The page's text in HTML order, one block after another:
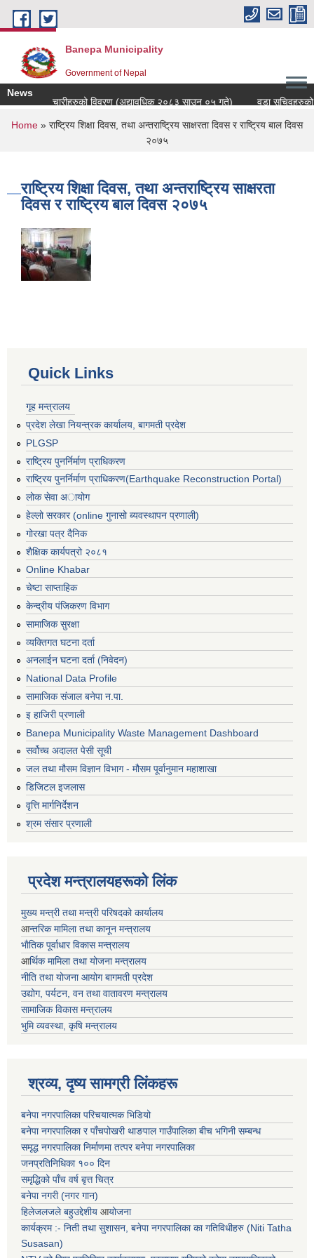
Skip to main content
Banepa Municipality
Government of Nepal
News
कर्मचारीहरुको विवरण (अद्यावधिक २०८३ साउन ०५ गते)
वडा सचिवहरुको
You are here
Home » राष्ट्रिय शिक्षा दिवस, तथा अन्तराष्ट्रिय साक्षरता दिवस र राष्ट्रिय बाल दिवस
२०७५
राष्ट्रिय शिक्षा दिवस, तथा अन्तराष्ट्रिय साक्षरता
दिवस र राष्ट्रिय बाल दिवस २०७५
Quick Links
गृह मन्त्रालय
प्रदेश लेखा नियन्त्रक कार्यालय, बागमती प्रदेश
PLGSP
राष्ट्रिय पुनर्निर्माण प्राधिकरण
राष्ट्रिय पुनर्निर्माण प्राधिकरण(Earthquake Reconstruction Portal)
लोक सेवा अायोग
हेल्लो सरकार (online गुनासो ब्यवस्थापन प्रणाली)
गोरखा पत्र दैनिक
शैक्षिक कार्यपत्रो २०८१
Online Khabar
चेष्टा साप्ताहिक
केन्द्रीय पंजिकरण विभाग
सामाजिक सुरक्षा
व्यक्तिगत घटना दर्ता
अनलाईन घटना दर्ता (निवेदन)
National Data Profile
सामाजिक संजाल बनेपा न.पा.
इ हाजिरी प्रणाली
Banepa Municipality Waste Management Dashboard
सर्वोच्च अदालत पेसी सूची
जल तथा मौसम विज्ञान विभाग - मौसम पूर्वानुमान महाशाखा
डिजिटल इजलास
वृत्ति मार्गनिर्देशन
श्रम संसार प्रणाली
प्रदेश मन्त्रालयहरूको लिंक
मुख्य मन्त्री तथा मन्त्री परिषदको कार्यालय
आन्तरिक मामिला तथा कानून मन्त्रालय
भाैतिक पूर्वाधार विकास मन्त्रालय
आर्थिक मामिला तथा योजना मन्त्रालय
नीति तथा योजना आयोग बागमती प्रदेश
उद्योग, पर्यटन, वन तथा वातावरण मन्त्रालय
सामाजिक विकास मन्त्रालय
भुमि व्यवस्था, कृषि मन्त्रालय
श्रव्य, दृष्य सामग्री लिंकहरू
बनेपा नगरपालिका परिचयात्मक भिडियो
बनेपा नगरपालिका र पाँचपोखरी थाङपाल गाउँपालिका बीच भगिनी सम्बन्ध
समृद्ध नगरपालिका निर्माणमा तत्पर बनेपा नगरपालिका
जनप्रतिनिधिका १०० दिन
समृद्धिको पाँच वर्ष बृत्त चित्र
बनेपा नगरी (नगर गान)
हिलेजलजले बहुउद्देशीय आयोजना
कार्यक्रम :- निती तथा सुशासन, बनेपा नगरपालिका का गतिविधीहरु (Niti Tatha
Susasan)